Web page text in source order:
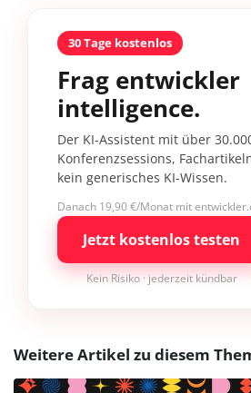
30 Tage kostenlos
Frag entwickler
intelligence.
Der KI-Assistent mit über
Konferenzsessions,
kein generisches KI-Wissen.
Danach 19,90 €/Monat mit
Jetzt kostenlos testen
Kein Risiko · jederzeit kündbar
Weitere Artikel zu diesem